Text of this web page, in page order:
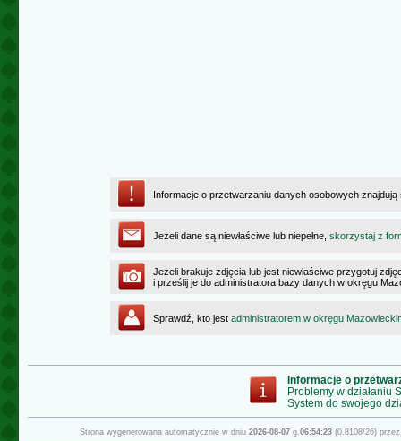
Informacje o przetwarzaniu danych osobowych
Jeżeli dane są niewłaściwe lub niepełne, skorzystaj z
Jeżeli brakuje zdjęcia lub jest niewłaściwe przygotuj
i prześlij je do administratora bazy danych w okręgu
Sprawdź, kto jest administratorem w okręgu
Informacje o
Problemy w działaniu
System do swojego
Strona wygenerowana automatycznie w dniu 2026-08-07g.06:54:23(0.8108/26)